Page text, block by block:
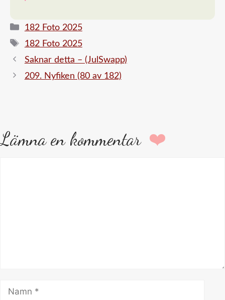
Kategorier
182 Foto 2025
Etiketter
182 Foto 2025
Saknar detta – (JulSwapp)
209. Nyfiken (80 av 182)
Lämna en kommentar
Namn